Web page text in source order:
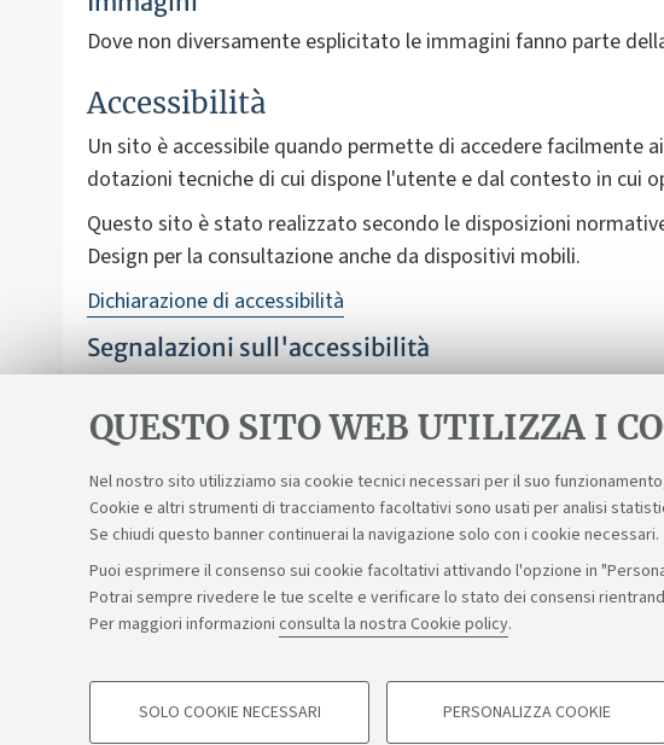
QUESTO SITO WEB UTILIZZA I
Nel nostro sito utilizziamo sia cookie tecnici necessari per il suo
Cookie e altri strumenti di tracciamento facoltativi sono usati per analisi
Se chiudi questo banner continuerai la navigazione solo con i cookie necessari.
Puoi esprimere il consenso sui cookie facoltativi attivando l'opzione in
Potrai sempre rivedere le tue scelte e verificare lo stato dei consensi
Per maggiori informazioni consulta la nostra Cookie policy.
COOKIE DI PROFILAZIONE - FACOLTATIVI
SOLO COOKIE NECESSARI PERSONALIZZA COOKIE
Dove non diversamente esplicitato le immagini fanno parte
Accessibilità
Un sito è accessibile quando permette di accedere facilmente
dotazioni tecniche di cui dispone l'utente e dal contesto in cui
Questo sito è stato realizzato secondo le disposizioni
Design per la consultazione anche da dispositivi mobili.
Dichiarazione di accessibilità
Segnalazioni sull'accessibilità
nell'accesso alle informazioni e ai servizi scrivendo a
Sosteniamo il diritto alla conoscenza
©Copyright 2026 - ALMA MATER STUDIORUM - Università di Bologna -
Privacy Note legali Informazioni sul sito e accessibilità